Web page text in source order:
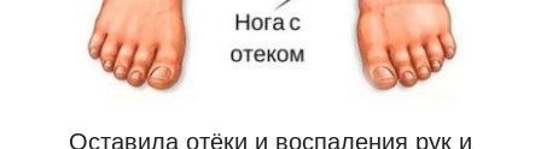
Оставила отёки и воспаления рук и